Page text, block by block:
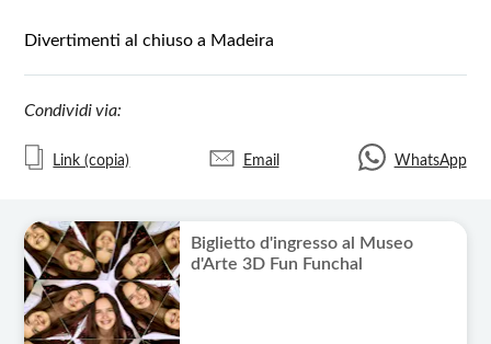
Divertimenti al chiuso a Madeira
Condividi via:
Link (copia) Email WhatsApp
Biglietto d'ingresso al Museo
d'Arte 3D Fun Funchal